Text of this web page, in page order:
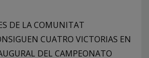
DE LA COMUNITAT
CUATRO VICTORIAS EN
DEL CAMPEONATO